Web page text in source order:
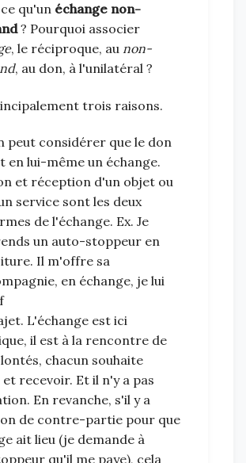
qu'un échange non-
? Pourquoi associer
, le réciproque, au non-
, au don, à l'unilatéral ?
trois raisons.
peut considérer que le don
en lui-même un échange.
et réception d'un objet ou
service sont les deux
de l'échange. Ex. Je
un auto-stoppeur en
Il m'offre sa
en échange, je lui
L'échange est ici
il est à la rencontre de
chacun souhaite
recevoir. Et il n'y a pas
En revanche, s'il y a
de contre-partie pour que
ait lieu (je demande à
qu'il me paye), cela